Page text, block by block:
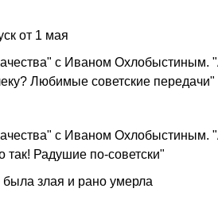
от 1 мая
с Иваном Охлобыстиным.
Любимые советские передачи"
с Иваном Охлобыстиным.
так! Радушие по-советски"
злая и рано умерла